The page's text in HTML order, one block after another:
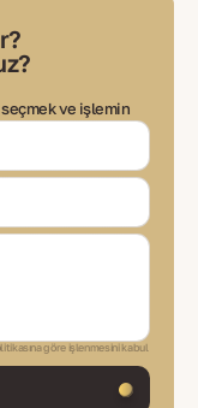
seçmek ve işlemin
iletişime
göre işlenmesini kabul